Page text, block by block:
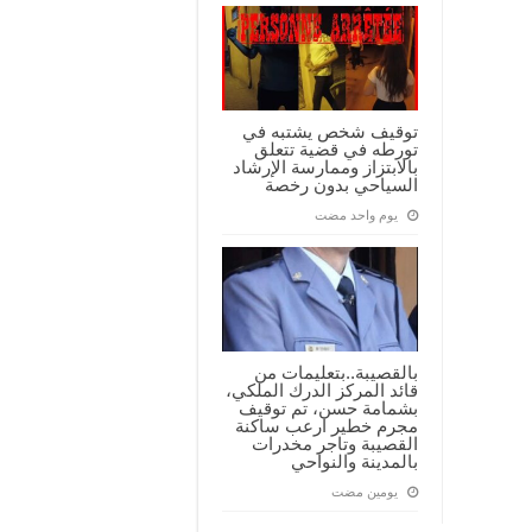
توقيف شخص يشتبه في
تورطه في قضية تتعلق
بالابتزاز وممارسة الإرشاد
السياحي بدون رخصة
‏يوم واحد مضت
بالقصيبة..بتعليمات من
قائد المركز الدرك الملكي،
بشمامة حسن، تم توقيف
مجرم خطير ارعب ساكنة
القصيبة وتاجر مخدرات
بالمدينة والنواحي
‏يومين مضت